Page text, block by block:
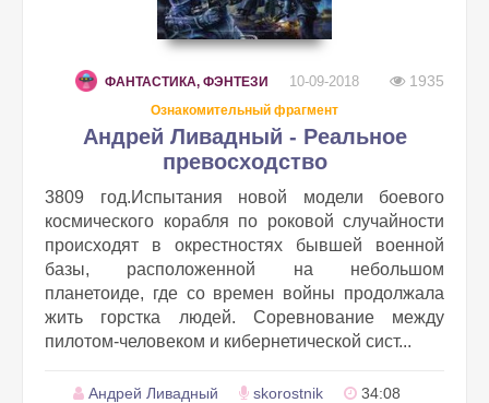
ФАНТАСТИКА, ФЭНТЕЗИ 10-09-2018 1935
Ознакомительный фрагмент
Андрей Ливадный - Реальное
превосходство
3809 год.Испытания новой модели боевого
космического корабля по роковой случайности
происходят в окрестностях бывшей военной
базы, расположенной на небольшом
планетоиде, где со времен войны продолжала
жить горстка людей. Соревнование между
пилотом-человеком и кибернетической сист...
Андрей Ливадный skorostnik 34:08